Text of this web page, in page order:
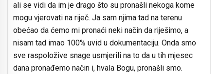
ali se vidi da im je drago što su pronašli nekoga kome
mogu vjerovati na riječ. Ja sam njima tad na terenu
obećao da ćemo mi pronaći neki način da riješimo, a
nisam tad imao 100% uvid u dokumentaciju. Onda smo
sve raspoložive snage usmjerili na to da u tih mjesec
dana pronađemo način i, hvala Bogu, pronašli smo.